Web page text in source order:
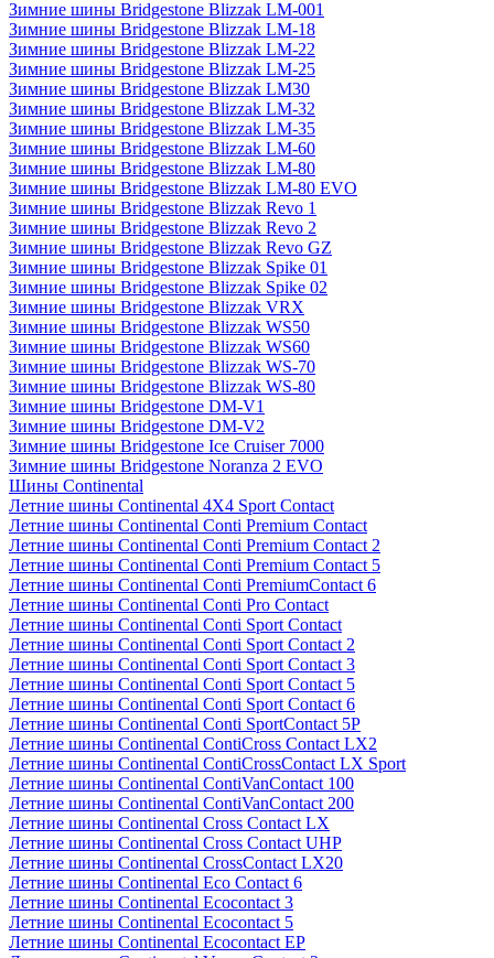
Зимние шины Bridgestone Blizzak LM-001
Зимние шины Bridgestone Blizzak LM-18
Зимние шины Bridgestone Blizzak LM-22
Зимние шины Bridgestone Blizzak LM-25
Зимние шины Bridgestone Blizzak LM30
Зимние шины Bridgestone Blizzak LM-32
Зимние шины Bridgestone Blizzak LM-35
Зимние шины Bridgestone Blizzak LM-60
Зимние шины Bridgestone Blizzak LM-80
Зимние шины Bridgestone Blizzak LM-80 EVO
Зимние шины Bridgestone Blizzak Revo 1
Зимние шины Bridgestone Blizzak Revo 2
Зимние шины Bridgestone Blizzak Revo GZ
Зимние шины Bridgestone Blizzak Spike 01
Зимние шины Bridgestone Blizzak Spike 02
Зимние шины Bridgestone Blizzak VRX
Зимние шины Bridgestone Blizzak WS50
Зимние шины Bridgestone Blizzak WS60
Зимние шины Bridgestone Blizzak WS-70
Зимние шины Bridgestone Blizzak WS-80
Зимние шины Bridgestone DM-V1
Зимние шины Bridgestone DM-V2
Зимние шины Bridgestone Ice Cruiser 7000
Зимние шины Bridgestone Noranza 2 EVO
Шины Continental
Летние шины Continental 4X4 Sport Contact
Летние шины Continental Conti Premium Contact
Летние шины Continental Conti Premium Contact 2
Летние шины Continental Conti Premium Contact 5
Летние шины Continental Conti PremiumContact 6
Летние шины Continental Conti Pro Contact
Летние шины Continental Conti Sport Contact
Летние шины Continental Conti Sport Contact 2
Летние шины Continental Conti Sport Contact 3
Летние шины Continental Conti Sport Contact 5
Летние шины Continental Conti Sport Contact 6
Летние шины Continental Conti SportContact 5P
Летние шины Continental ContiCross Contact LX2
Летние шины Continental ContiCrossContact LX Sport
Летние шины Continental ContiVanContact 100
Летние шины Continental ContiVanContact 200
Летние шины Continental Cross Contact LX
Летние шины Continental Cross Contact UHP
Летние шины Continental CrossContact LX20
Летние шины Continental Eco Contact 6
Летние шины Continental Ecocontact 3
Летние шины Continental Ecocontact 5
Летние шины Continental Ecocontact EP